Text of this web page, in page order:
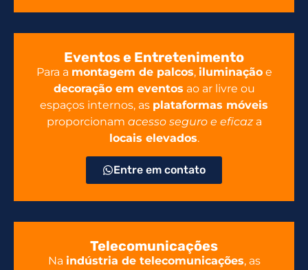
Eventos e Entretenimento
Para a montagem de palcos, iluminaçãoe
decoração em eventos ao ar livre ou
espaços internos, as plataformas móveis
proporcionam acesso seguro e eficaza
locais elevados.
Entre em contato
Telecomunicações
Na indústria de telecomunicações, as